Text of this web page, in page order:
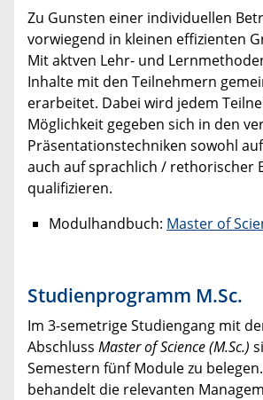
Zu Gunsten einer individuellen
vorwiegend in kleinen effizienten
Mit aktven Lehr- und
Inhalte mit den Teilnehmern
erarbeitet. Dabei wird jedem
Möglichkeit gegeben sich in den
Präsentationstechniken sowohl
auch auf sprachlich / rethorischer
qualifizieren.
Modulhandbuch: Master of
Studienprogramm M.Sc.
Im 3-semetrige Studiengang mit
Abschluss Master of Science (M.Sc.)
Semestern fünf Module zu
behandelt die relevanten